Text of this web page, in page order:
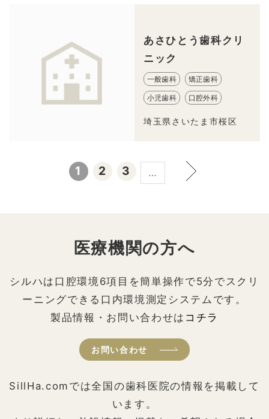
あさひとう歯科クリ
ニック
一般歯科 矯正歯科
小児歯科 口腔外科
埼玉県さいたま市桜区
1 2 3 …
医療機関の方へ
シルハは口腔環境6項目を簡単操作で5分でスクリ
ーニングできる口内環境測定システムです。
製品情報・お問い合わせは コチラ
お問い合わせ
SillHa.comでは全国の歯科医院の情報を掲載して
います。